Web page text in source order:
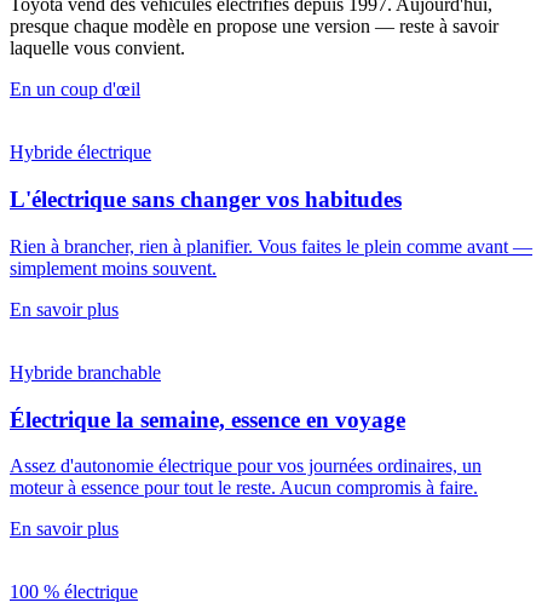
Toyota vend des véhicules électrifiés depuis 1997. Aujourd'hui,
presque chaque modèle en propose une version — reste à savoir
laquelle vous convient.
En un coup d'œil
Hybride électrique
L'électrique sans changer vos habitudes
Rien à brancher, rien à planifier. Vous faites le plein comme avant —
simplement moins souvent.
En savoir plus
Hybride branchable
Électrique la semaine, essence en voyage
Assez d'autonomie électrique pour vos journées ordinaires, un
moteur à essence pour tout le reste. Aucun compromis à faire.
En savoir plus
100 % électrique